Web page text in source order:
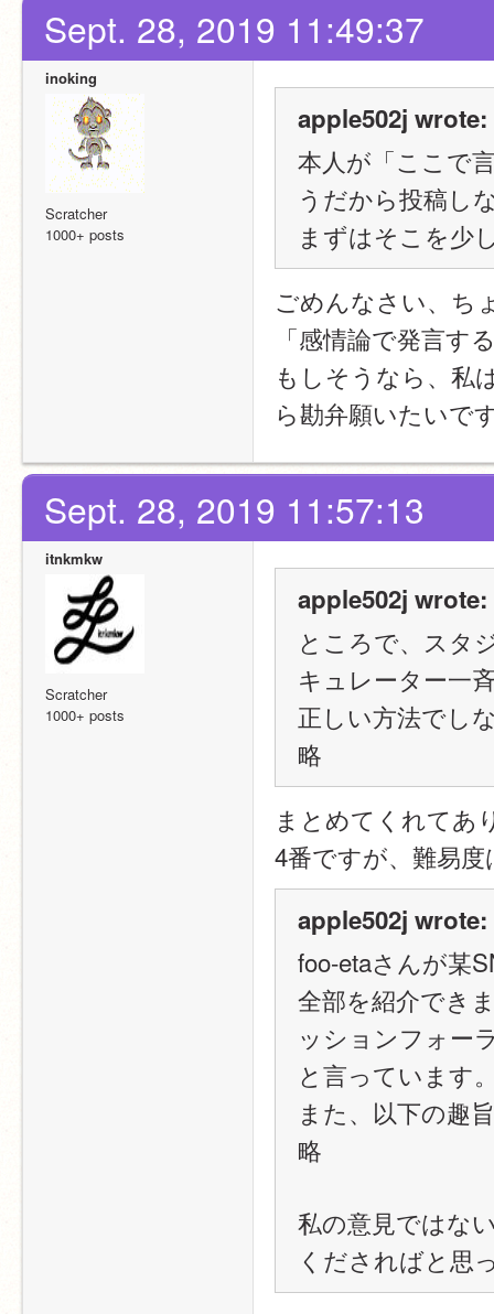
Sept. 28, 2019 11:49:37
inoking
Scratcher
1000+ posts
apple502j wrote:
本人が「ここで
うだから投稿し
まずはそこを少
ごめんなさい、ち
「感情論で発言す
もしそうなら、私
ら勘弁願いたいで
Sept. 28, 2019 11:57:13
itnkmkw
Scratcher
1000+ posts
apple502j wrote:
ところで、スタ
キュレーター一
正しい方法でし
略
まとめてくれてあ
4番ですが、難易
apple502j wrote:
foo-etaさんが某
全部を紹介でき
ッションフォー
と言っています
また、以下の趣
略
私の意見ではな
くださればと思